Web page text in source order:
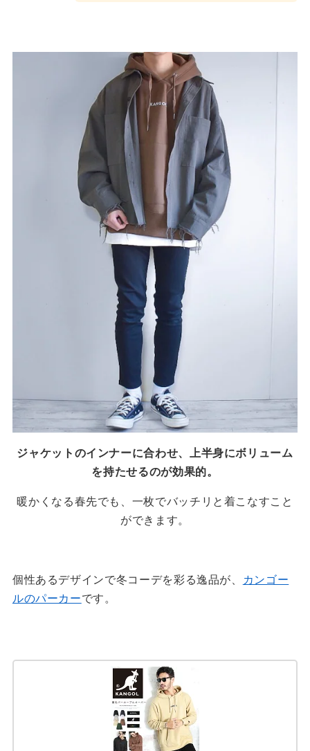
ジャケットのインナーに合わせ、上半身にボリューム
を持たせるのが効果的。
暖かくなる春先でも、一枚でバッチリと着こなすこと
ができます。
個性あるデザインで冬コーデを彩る逸品が、
カンゴー
ルのパーカーです。